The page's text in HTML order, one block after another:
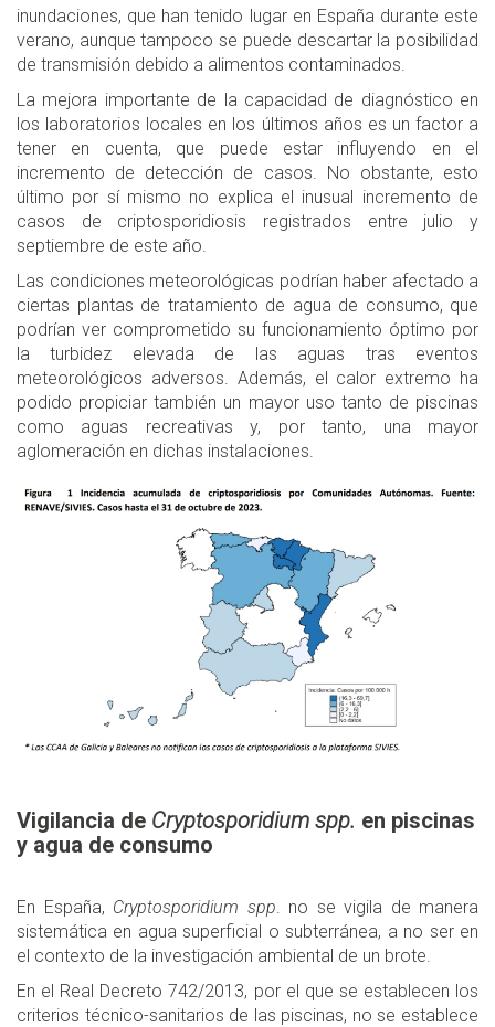
inundaciones, que han tenido lugar en España durante este
verano, aunque tampoco se puede descartar la posibilidad
de transmisión debido a alimentos contaminados.
La mejora importante de la capacidad de diagnóstico en
los laboratorios locales en los últimos años es un factor a
tener en cuenta, que puede estar influyendo en el
incremento de detección de casos. No obstante, esto
último por sí mismo no explica el inusual incremento de
casos de criptosporidiosis registrados entre julio y
septiembre de este año.
Las condiciones meteorológicas podrían haber afectado a
ciertas plantas de tratamiento de agua de consumo, que
podrían ver comprometido su funcionamiento óptimo por
la turbidez elevada de las aguas tras eventos
meteorológicos adversos. Además, el calor extremo ha
podido propiciar también un mayor uso tanto de piscinas
como aguas recreativas y, por tanto, una mayor
aglomeración en dichas instalaciones.
Vigilancia de Cryptosporidium spp. en piscinas
y agua de consumo
En España, Cryptosporidium spp. no se vigila de manera
sistemática en agua superficial o subterránea, a no ser en
el contexto de la investigación ambiental de un brote.
En el Real Decreto 742/2013, por el que se establecen los
criterios técnico-sanitarios de las piscinas, no se establece